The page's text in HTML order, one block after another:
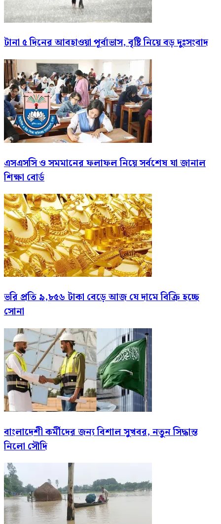
টানা ৫ দিনের আবহাওয়া পূর্বাভাস, বৃষ্টি নিয়ে বড় দুঃসংবাদ
এসএসসি ও সমমানের ফলাফল নিয়ে সর্বশেষ যা জানাল
শিক্ষা বোর্ড
ভরি প্রতি ৯,৮৫৬ টাকা বেড়ে আজ যে দামে বিক্রি হচ্ছে
সোনা
বাংলাদেশী কর্মীদের জন্য বিশাল সুখবর, নতুন সিদ্ধান্ত
নিলো সৌদি